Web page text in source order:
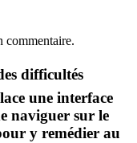
difficultés
une interface
naviguer sur le
y remédier au